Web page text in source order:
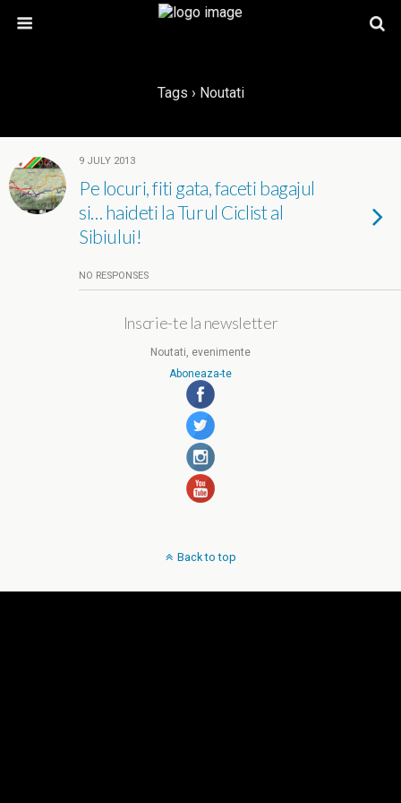
Tags › Noutati
9 JULY 2013
Pe locuri, fiti gata, faceti bagajul
si… haideti la Turul Ciclist al
Sibiului!
NO RESPONSES
Inscrie-te la newsletter
Noutati, evenimente
Aboneaza-te
Back to top